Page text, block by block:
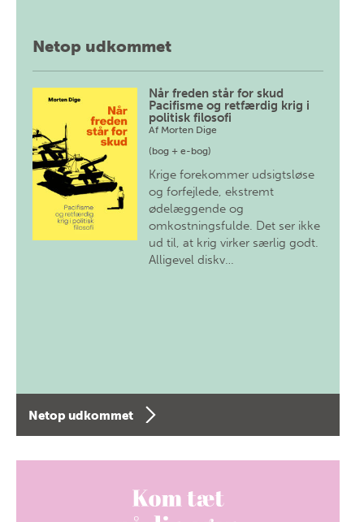
Netop udkommet
Når freden står for skud
Pacifisme og retfærdig krig i
politisk filosofi
Af Morten Dige
(bog + e-bog)
Krige forekommer udsigtsløse
og forfejlede, ekstremt
ødelæggende og
omkostningsfulde. Det ser ikke
ud til, at krig virker særlig godt.
Alligevel diskv…
Netop udkommet